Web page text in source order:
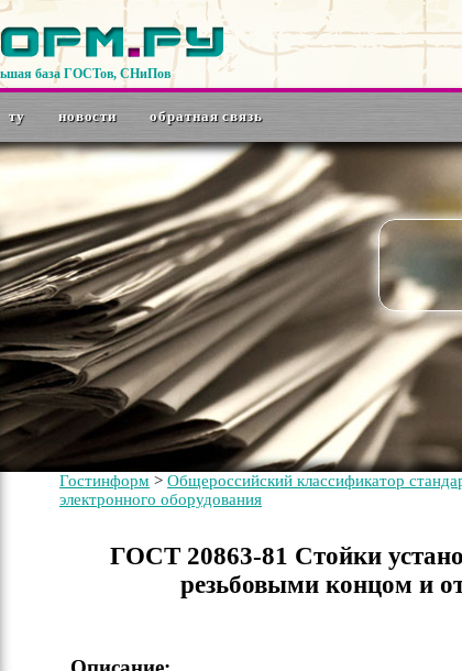
база ГОСТов, СНиПов
ту новости обратная связь
Гостинформ > Общероссийский классификатор
электронного оборудования
ГОСТ 20863-81 Стойки
резьбовыми концом и